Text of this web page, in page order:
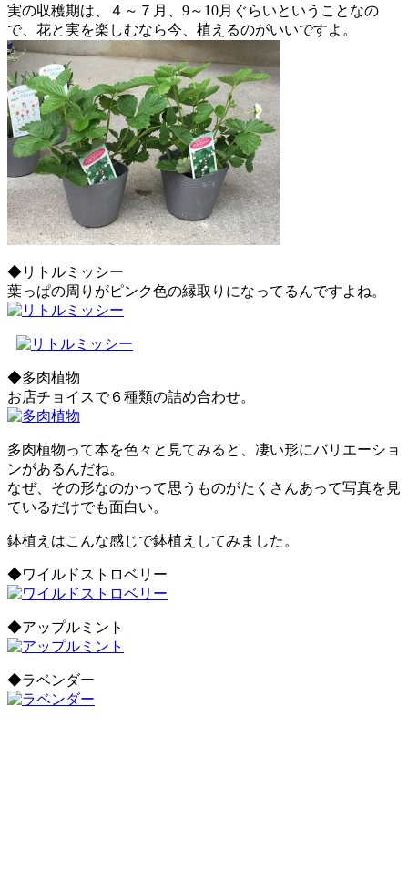
実の収穫期は、４～７月、9～10月ぐらいということなの
で、花と実を楽しむなら今、植えるのがいいですよ。
◆リトルミッシー
葉っぱの周りがピンク色の縁取りになってるんですよね。
◆多肉植物
お店チョイスで６種類の詰め合わせ。
多肉植物って本を色々と見てみると、凄い形にバリエーショ
ンがあるんだね。
なぜ、その形なのかって思うものがたくさんあって写真を見
ているだけでも面白い。
鉢植えはこんな感じで鉢植えしてみました。
◆ワイルドストロベリー
◆アップルミント
◆ラベンダー